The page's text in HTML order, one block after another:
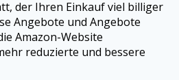
der Ihren Einkauf viel billiger
Angebote und Angebote
Amazon-Website
reduzierte und bessere